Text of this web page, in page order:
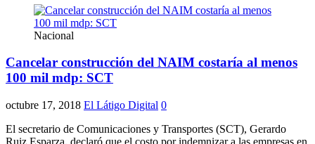
Nacional
Cancelar construcción del NAIM costaría al menos
100 mil mdp: SCT
octubre 17, 2018 El Látigo Digital 0
El secretario de Comunicaciones y Transportes (SCT), Gerardo
Ruiz Esparza. declaró que el costo por indemnizar a las empresas en